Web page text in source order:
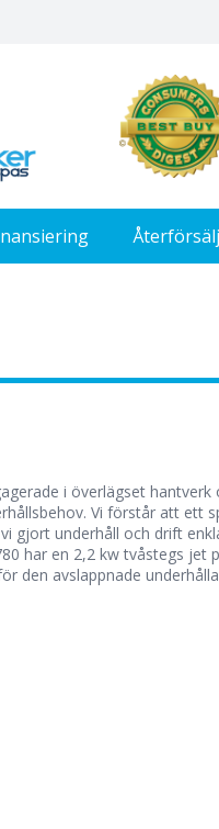
i överlägset
Vi förstår att ett
gjort underhåll och drift
har en 2,2 kw tvåstegs jet
den avslappnade